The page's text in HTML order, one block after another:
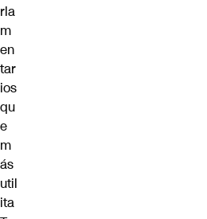
rla
m
en
tar
ios
qu
e
m
ás
util
ita